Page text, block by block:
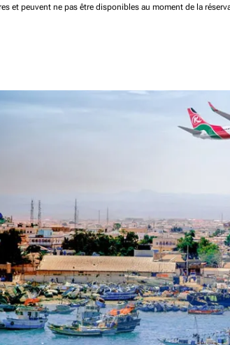
et peuvent ne pas être disponibles au moment de la